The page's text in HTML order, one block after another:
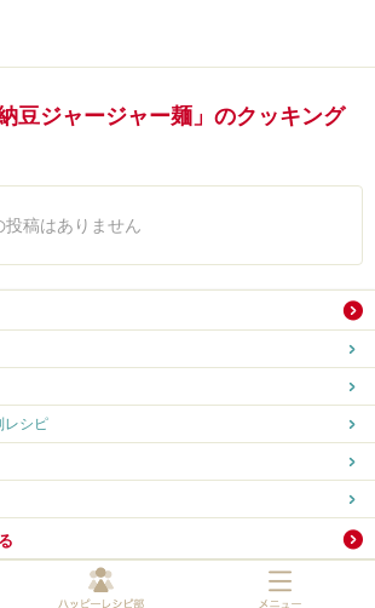
豆ジャージャー麺」のクッキング
稿はありません
レシピ